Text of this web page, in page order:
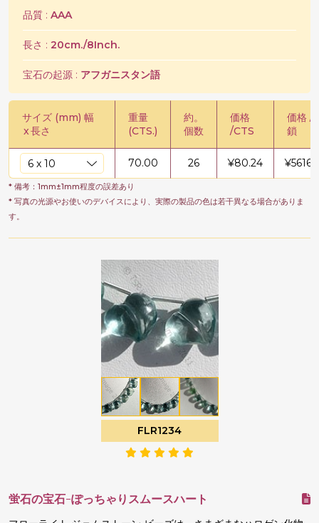
品質 : AAA
長さ : 20cm./8Inch.
宝石の起源 : アフガニスタン語
サイズ (mm) 幅
x長さ
重量
(CTS.)
約。
個数
価格
/CTS
価格 /
鎖
70.00 26 ¥80.24 ¥
* 備考：1mm±1mm程度の誤差あり
* 写真の光源やお使いのデバイスにより、実際の製品の色は若干異なる場合がありま
す。
FLR1234
蛍石の宝石-ぽっちゃりスムースハート